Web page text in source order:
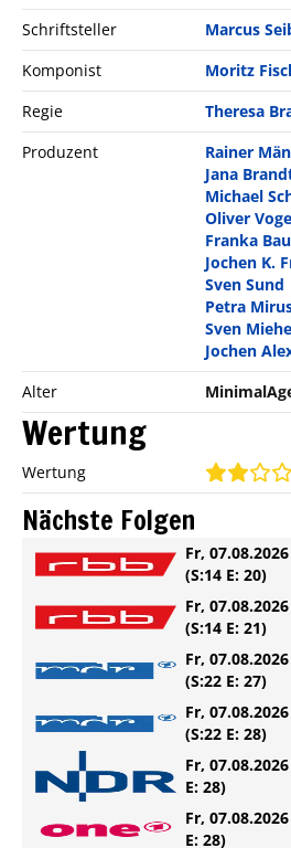
Schriftsteller
Marcus
Komponist
Moritz
Regie
Theresa
Produzent
Rainer
Jana
Michael
Oliver
Franka
Jochen K.
Sven Sund
Petra
Sven Miehe
Jochen
Alter
Wertung
Wertung
Nächste Folgen
Fr,
(S:14 E: 20)
Fr,
(S:14 E: 21)
Fr,
(S:22 E: 27)
Fr,
(S:22 E: 28)
Fr,
E: 28)
Fr,
E: 28)